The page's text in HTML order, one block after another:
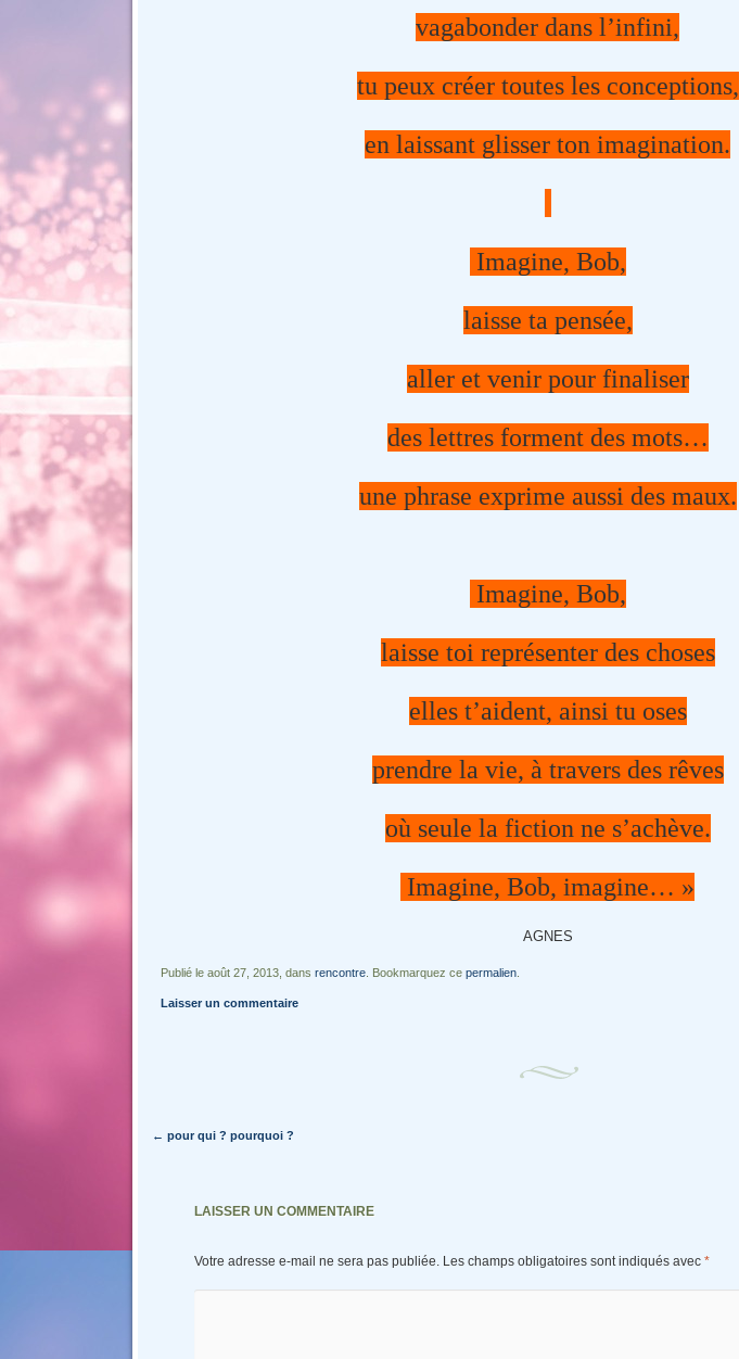
vagabonder dans l’infini,
tu peux créer toutes les conceptions,
en laissant glisser ton imagination.
Imagine, Bob,
laisse ta pensée,
aller et venir pour finaliser
des lettres forment des mots…
une phrase exprime aussi des maux.
Imagine, Bob,
laisse toi représenter des choses
elles t’aident, ainsi tu oses
prendre la vie, à travers des rêves
où seule la fiction ne s’achève.
Imagine, Bob, imagine… »
AGNES
Publié le août 27, 2013, dans rencontre. Bookmarquez ce permalien.
Laisser un commentaire
Navigation des articles
← pour qui ? pourquoi ?
LAISSER UN COMMENTAIRE
Votre adresse e-mail ne sera pas publiée. Les champs obligatoires sont indiqués avec *